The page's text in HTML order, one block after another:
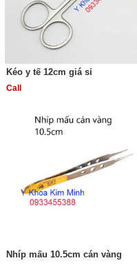
Kéo y tế 12cm giá sỉ
Call
Nhíp mấu 10.5cm cán vàng